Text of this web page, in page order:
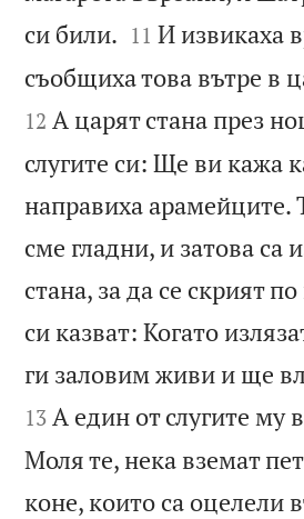
си били. 

11 И извикаха
съобщиха това вътре в
12 А царят стана през
слугите си: Ще ви кажа
направиха арамейците.
сме гладни, и затова са
стана, за да се скрият
си казват: Когато
ги заловим живи и ще
13 А един от слугите му
Моля те, нека вземат
коне, които са оцелели